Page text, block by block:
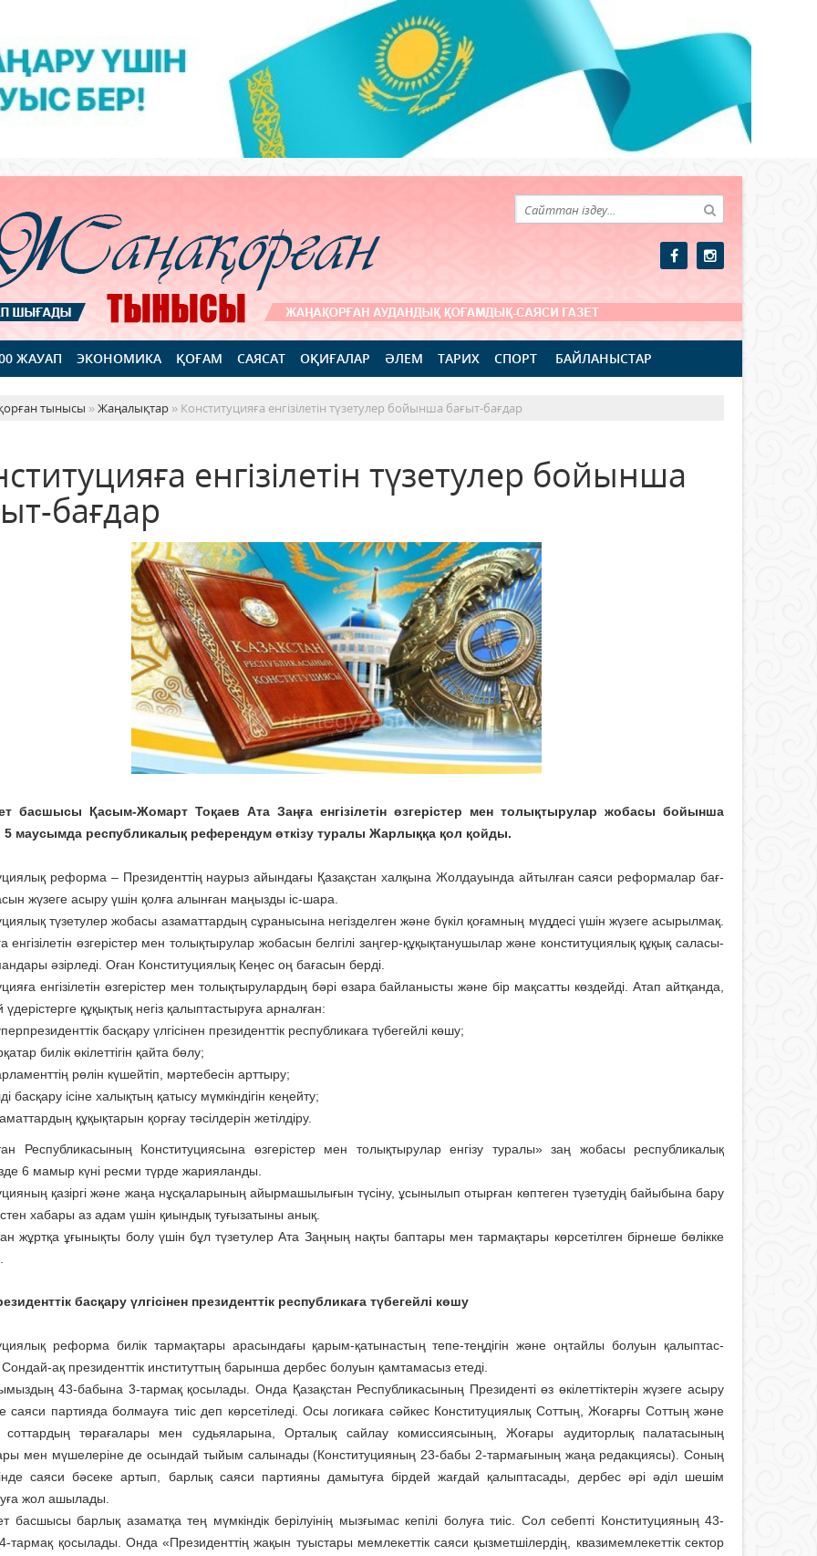
ЖАУАП ЭКОНОМИКА ҚОҒАМ САЯСАТ ОҚИҒАЛАР ӘЛЕМ ТАРИХ СПОРТ БАЙЛАНЫСТАР
тынысы »Жаңалықтар » Конституцияға енгізілетін түзетулер бойынша бағыт-бағдар
енгізілетін түзетулер бойынша
бағдар
басшысы Қасым-Жомарт Тоқаев Ата Заңға енгізілетін өзгерістер мен толықтырулар жобасы бойынша
маусымда республикалық референдум өткізу туралы Жарлыққа қол қойды.
реформа – Прези­дент­тің наурыз айындағы Қазақстан халқына Жолдауында айтылған саяси реформалар бағ­
жүзеге асыру үшін қол­ға алынған маңызды іс-шара.
түзетулер жобасы азаматтардың сұранысына негізделген және бүкіл қоғамның мүддесі үшін жүзеге асырылмақ.
енгізілетін өзгерістер мен то­лық­тырулар жобасын белгілі заң­­гер-құқықтанушылар және конс­­титуциялық құқық саласы­
әзірледі. Оған Конс­ти­туциялық Кеңес оң бағасын берді.
енгізілетін өзгерістер мен толықтырулардың бәрі өзара байланысты және бір мақсатты көздейді. Атап айтқанда,
құқықтық негіз қалыптастыруға арналған:
бас­қару үлгісі­нен президенттік респуб­ликаға түбегейлі көшу;
билік өкілеттігін қайта бөлу;
рөлін күшей­тіп, мәртебесін арттыру;
басқару ісіне халықтың қатысу мүмкіндігін кеңейту;
құқықтарын қорғау тәсілдерін жетілдіру.
Республикасының Консти­ту­циясына өзгерістер мен толықтырулар енгізу туралы» заң жобасы республи­калық
6 мамыр күні ресми түрде жарияланды.
қазіргі және жаңа нұсқаларының айыр­машы­лығын түсіну, ұсынылып отырған көптеген түзетудің байыбына бару
хабары аз адам үшін қиындық туғызатыны анық.
жұртқа ұғынықты болу үшін бұл түзетулер Ата Заңның нақты баптары мен тар­мақ­тары көрсетілген бірнеше бөлікке
басқару үл­гісінен президенттік респуб­ликаға түбегейлі көшу
реформа билік тармақ­тары арасындағы қарым-қатынас­тың тепе-теңді­гін және оңтайлы болуын қалыптас­
ақ президенттік институттың барынша дербес болуын қамтамасыз етеді.
43-бабына 3-тар­мақ қосылады. Онда Қазақ­стан Рес­пуб­ли­касының Прези­денті өз өкілеттік­терін жүзеге асыру
саяси партия­да бол­мауға тиіс деп көрсетіледі. Осы логи­каға сәйкес Конституция­лық Сот­тың, Жоғар­­ғы Соттың және
сот­тар­дың төр­аға­лары мен судья­ларына, Орта­лық сайлау ко­­мис­­­сиясының, Жоғары ауди­тор­лық па­ла­тасының
мен мүшелері­не де осындай тыйым салынады (Конститу­ция­ның 23-бабы 2-тармағының жаңа редакциясы). Соның
саяси бәсеке артып, барлық саяси партияны дамытуға бірдей жағдай қалыптасады, дербес әрі әділ шешім
жол ашылады.
басшысы барлық азамат­қа тең мүмкіндік берілуі­нің мызғы­мас кепілі болуға тиіс. Сол себепті Консти­туцияның 43-
тармақ қосылады. Онда «Президенттің жақын туыс­тары мемлекеттік саяси қыз­метші­лердің, квази­мемлекеттік сектор